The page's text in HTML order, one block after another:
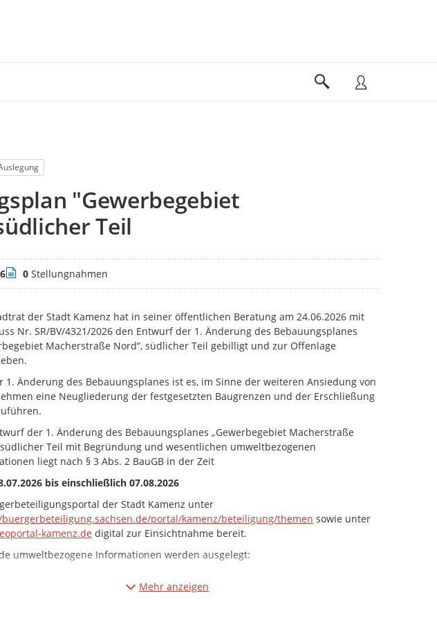
"Gewerbegebiet
Teil
Stellungnahmen
0Stellungnahmen
der Stadt Kamenz hat in seiner öffentlichen Beratung am 24.06.2026 mit
Nr. SR/BV/4321/2026 den Entwurf der 1. Änderung des Bebauungsplanes
Macherstraße Nord“, südlicher Teil gebilligt und zur Offenlage
1. Änderung des Bebauungsplanes ist es, im Sinne der weiteren Ansiedung von
eine Neugliederung der festgesetzten Baugrenzen und der Erschließung
der 1. Änderung des Bebauungsplanes „Gewerbegebiet Macherstraße
südlicher Teil mit Begründung und wesentlichen umweltbezogenen
liegt nach § 3 Abs. 2 BauGB in der Zeit
bis einschließlich 07.08.2026
der Stadt Kamenz unter
portal/kamenz/beteiligung/themen sowie unter
kamenz.de digital zur Einsichtnahme bereit.
umweltbezogene Informationen werden ausgelegt:
Mehr anzeigen